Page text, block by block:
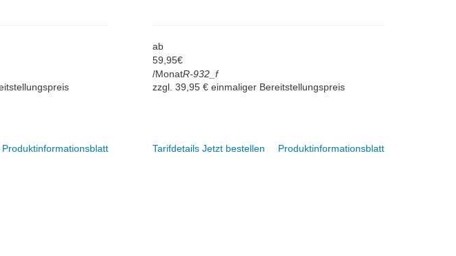
Produktinformationsblatt
ab
59, 95€
/MonatR-932_f
zzgl. 39,95 € einmaliger Bereitstellungspreis
Produktinformationsblatt
Tarifdetails Jetzt bestellen